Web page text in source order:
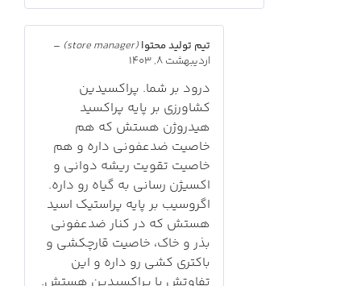
تیم تولید محتوا (store manager)
–
اردیبهشت 8, 1403
درود بر شما. پراکسیدین
کشاورزی بر پایه پراکسید
هیدروژن هستش که هم
خاصیت ضدعفونی داره و هم
خاصیت تقویت ریشه دوانی و
اکسیژن رسانی به گیاه رو داره.
اگروسیب بر پایه پراستیک اسید
هستش که در کنار ضدعفونی
بذر و خاک، خاصیت قارچکشی و
باکتری کشی رو داره و این